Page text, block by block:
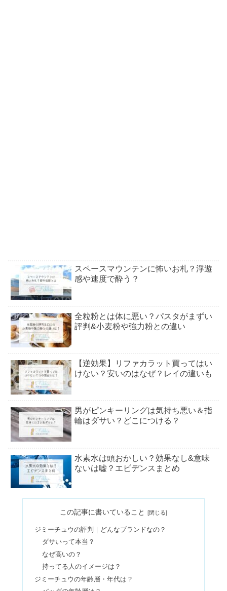
スペースマウンテンに怖いお札？浮遊
感や速度で酔う？
全粒粉とは体に悪い？パスタがまずい
評判&小麦粉や強力粉との違い
【逆効果】リファカラット買ってはい
けない？安いのはなぜ？レイの違いも
男がピンキーリングは気持ち悪い＆指
輪はダサい？どこにつける？
水素水は頭おかしい？効果なし&意味
ないは嘘？エビデンスまとめ
い？愛用芸能人まとめ
ストレンジャーシングスは気まずい？
怖い・つまらない評価は本当？
この記事に書いていること
ジミーチュウの評判｜どんなブランドなの？
ダサいって本当？
なぜ高いの？
持ってる人のイメージは？
ジミーチュウの年齢層・年代は？